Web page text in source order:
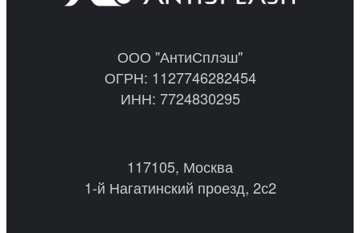
ООО "АнтиСплэш"
ОГРН: 1127746282454
ИНН: 7724830295
117105, Москва
1-й Нагатинский проезд, 2с2